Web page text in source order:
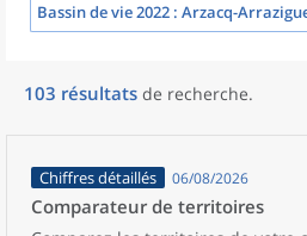
Bassin de vie 2022 : Arzacq-
103 résultats de recherche.
Chiffres détaillés 06/08/2026
Comparateur de territoires